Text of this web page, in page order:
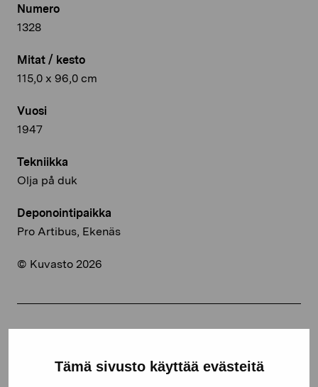
Tämä sivusto käyttää evästeitä
Numero
1328
Mitat / kesto
115,0 x 96,0 cm
Vuosi
1947
Tekniikka
Olja på duk
Deponointipaikka
Pro Artibus, Ekenäs
© Kuvasto 2026
Facebook